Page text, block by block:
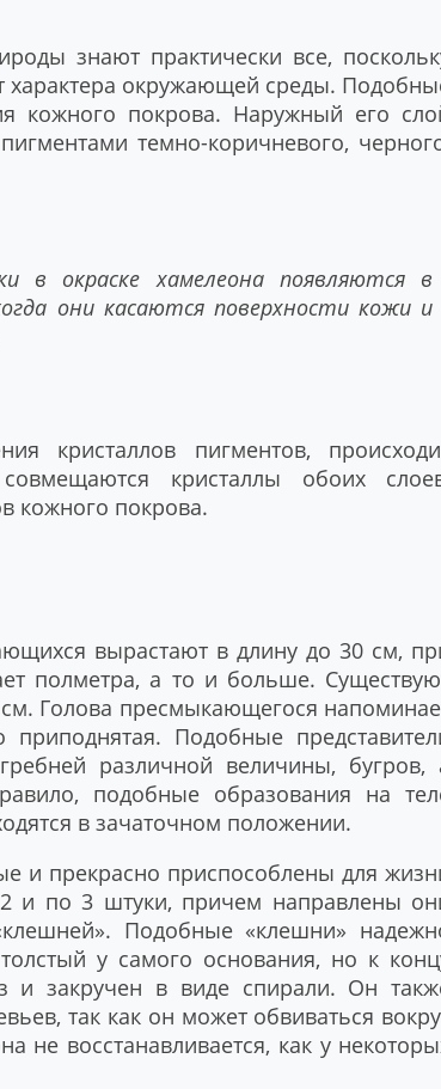
знают практически все,
характера окружающей среды.
кожного покрова. Наружный его
темно-коричневого,
в окраске хамелеона появляются в
они касаются поверхности кожи и
кристаллов пигментов,
кристаллы обоих
кожного покрова.
вырастают в длину до 30 см,
полметра, а то и больше.
Голова пресмыкающегося
Подобные
различной величины, бугров,
подобные образования на
в зачаточном положении.
и прекрасно приспособлены для
и по 3 штуки, причем направлены
Подобные «клешни»
у самого основания, но к
и закручен в виде спирали. Он
так как он может обвиваться
не восстанавливается, как у